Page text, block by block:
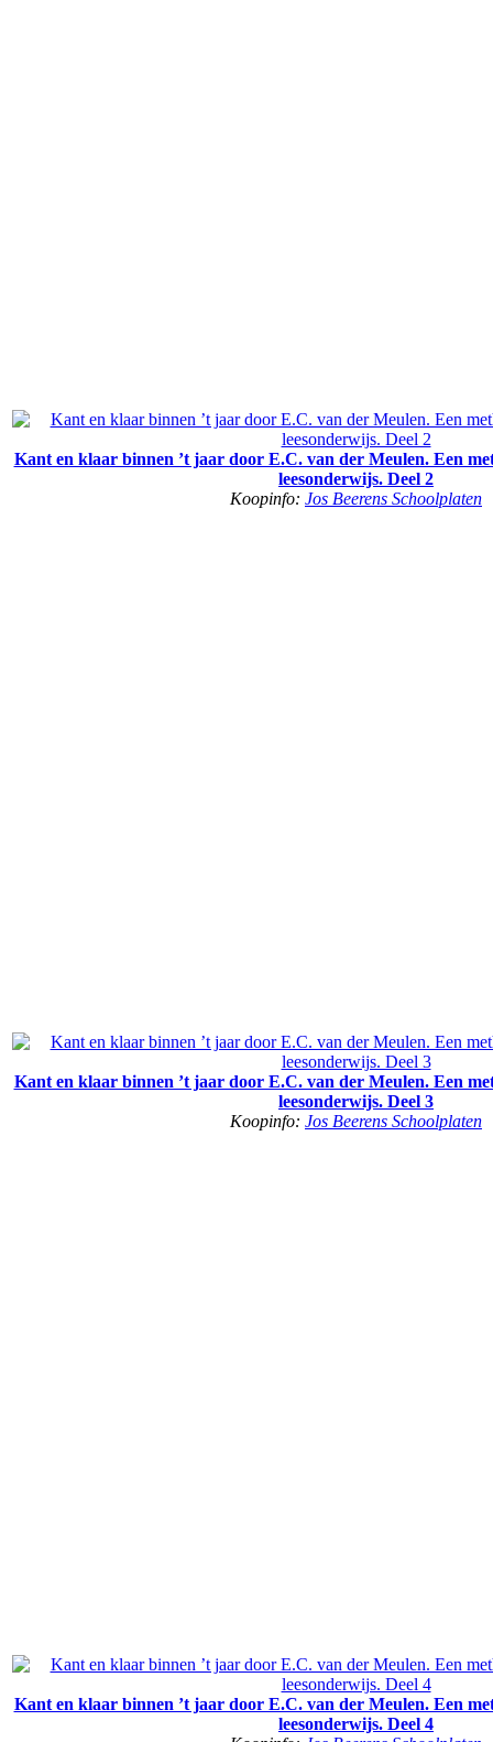
Kant en klaar binnen ’t jaar door E.C. van der Meulen. Een
leesonderwijs. Deel 2
Koopinfo: Jos Beerens Schoolplaten
Kant en klaar binnen ’t jaar door E.C. van der Meulen. Een
leesonderwijs. Deel 3
Koopinfo: Jos Beerens Schoolplaten
Kant en klaar binnen ’t jaar door E.C. van der Meulen. Een
leesonderwijs. Deel 4